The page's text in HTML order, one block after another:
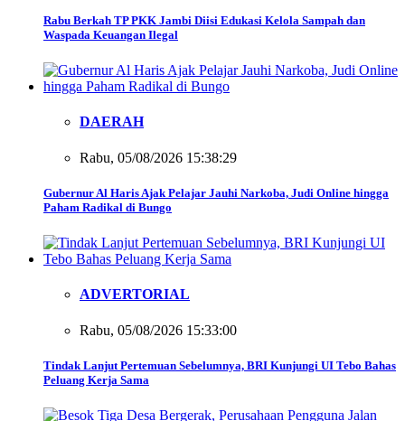
Rabu Berkah TP PKK Jambi Diisi Edukasi Kelola Sampah dan
Waspada Keuangan Ilegal
DAERAH
Rabu, 05/08/2026 15:38:29
Gubernur Al Haris Ajak Pelajar Jauhi Narkoba, Judi Online hingga
Paham Radikal di Bungo
ADVERTORIAL
Rabu, 05/08/2026 15:33:00
Tindak Lanjut Pertemuan Sebelumnya, BRI Kunjungi UI Tebo Bahas
Peluang Kerja Sama